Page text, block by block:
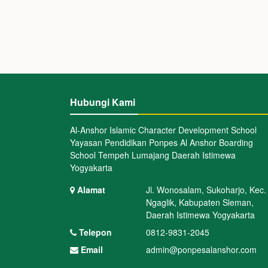
Hubungi Kami
Al-Anshor Islamic Character Development School
Yayasan Pendidikan Ponpes Al Anshor Boarding
School Tempeh Lumajang Daerah Istimewa
Yogyakarta
Alamat
Jl. Wonosalam, Sukoharjo, Kec.
Ngaglik, Kabupaten Sleman,
Daerah Istimewa Yogyakarta
Telepon
0812-9831-2045
Email
admin@ponpesalanshor.com